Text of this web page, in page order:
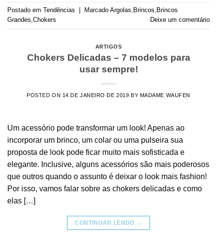
Postado em Tendências Marcado Argolas Brincos Brincos
Grandes Chokers Deixe um comentário
ARTIGOS
Chokers Delicadas – 7 modelos para
usar sempre!
POSTED ON 14 DE JANEIRO DE 2019 BY MADAME WAUFEN
Um acessório pode transformar um look! Apenas ao
incorporar um brinco, um colar ou uma pulseira sua
proposta de look pode ficar muito mais sofisticada e
elegante. Inclusive, alguns acessórios são mais poderosos
que outros quando o assunto é deixar o look mais fashion!
Por isso, vamos falar sobre as chokers delicadas e como
elas […]
CONTINUAR LENDO →